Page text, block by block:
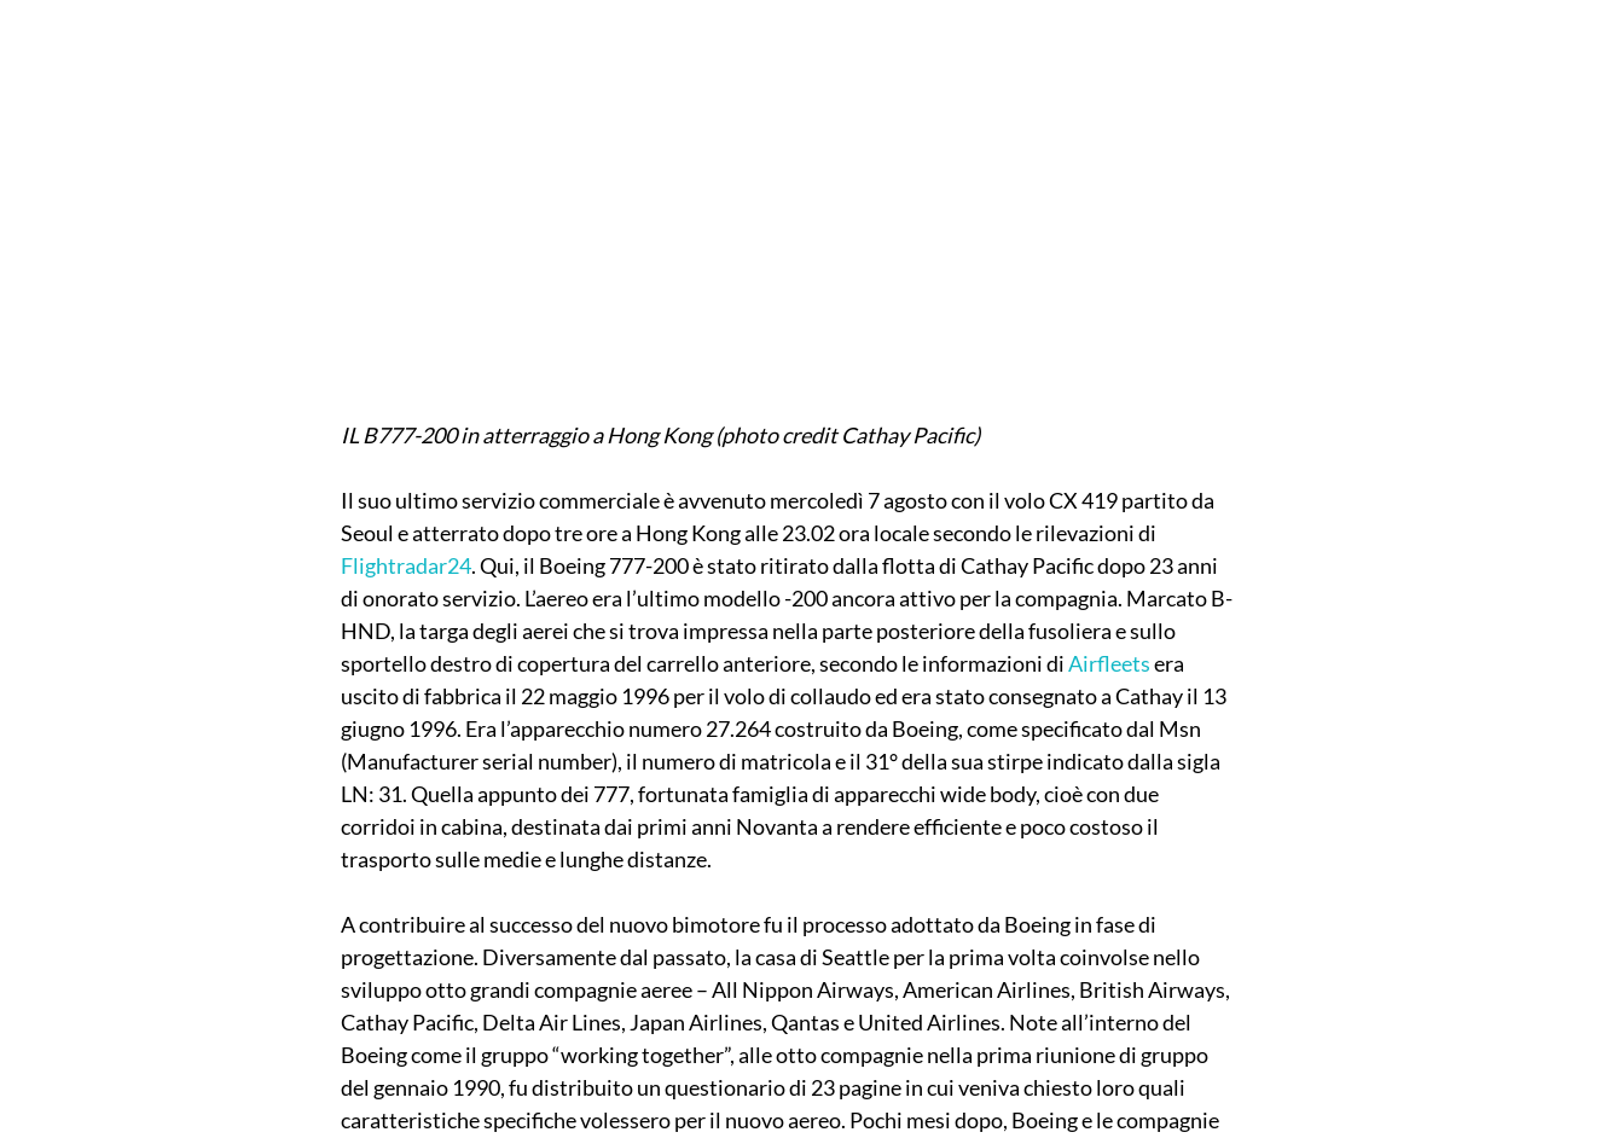
IL B777-200 in atterraggio a Hong Kong (photo credit Cathay Pacific)
Il suo ultimo servizio commerciale è avvenuto mercoledì 7 agosto con il volo CX 419 partito da
Seoul e atterrato dopo tre ore a Hong Kong alle 23.02 ora locale secondo le rilevazioni di
Flightradar24. Qui, il Boeing 777-200 è stato ritirato dalla flotta di Cathay Pacific dopo 23 anni
di onorato servizio. L’aereo era l’ultimo modello -200 ancora attivo per la compagnia. Marcato B-
HND, la targa degli aerei che si trova impressa nella parte posteriore della fusoliera e sullo
sportello destro di copertura del carrello anteriore, secondo le informazioni di Airfleets era
uscito di fabbrica il 22 maggio 1996 per il volo di collaudo ed era stato consegnato a Cathay il 13
giugno 1996. Era l’apparecchio numero 27.264 costruito da Boeing, come specificato dal Msn
(Manufacturer serial number), il numero di matricola e il 31° della sua stirpe indicato dalla sigla
LN: 31. Quella appunto dei 777, fortunata famiglia di apparecchi wide body, cioè con due
corridoi in cabina, destinata dai primi anni Novanta a rendere efficiente e poco costoso il
trasporto sulle medie e lunghe distanze.
A contribuire al successo del nuovo bimotore fu il processo adottato da Boeing in fase di
progettazione. Diversamente dal passato, la casa di Seattle per la prima volta coinvolse nello
sviluppo otto grandi compagnie aeree – All Nippon Airways, American Airlines, British Airways,
Cathay Pacific, Delta Air Lines, Japan Airlines, Qantas e United Airlines. Note all’interno del
Boeing come il gruppo “working together”, alle otto compagnie nella prima riunione di gruppo
del gennaio 1990, fu distribuito un questionario di 23 pagine in cui veniva chiesto loro quali
caratteristiche specifiche volessero per il nuovo aereo. Pochi mesi dopo, Boeing e le compagnie